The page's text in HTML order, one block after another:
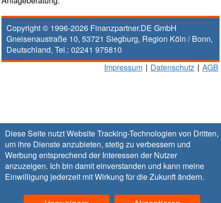
Diese Seite nutzt Website Tracking-Technologien von Dritten,
um ihre Dienste anzubieten, stetig zu verbessern und
Werbung entsprechend der Interessen der Nutzer
anzuzeigen. Ich bin damit einverstanden und kann meine
Einwilligung jederzeit mit Wirkung für die Zukunftändern.
Copyright © 1996-2026 Finanzpartner.DE GmbH
Gneisenaustraße 10, 53721 Siegburg, Region Köln / Bonn,
Deutschland, Tel.: 02241 975810
Impressum | Datenschutz | AGB